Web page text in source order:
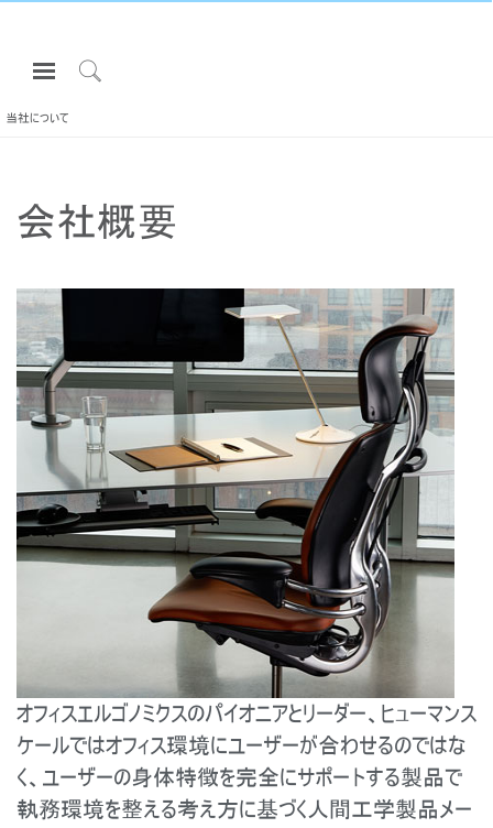
Open
サインインまたは登録
エルゴノミクス
当社について
お問い合わせ先
Partners
サポート
ショールームを探す
地域を変更
OpensOpensOpensOpens
Instagram
Opens
Humanscale
Blog
Opens
to
Pinterest
Opens
to
YouTube
当社について
会社概要
オフィスエルゴノミクスのパイオニアとリーダー、ヒューマンス
ケールではオフィス環境にユーザーが合わせるのではな
く、ユーザーの身体特徴を完全にサポートする製品で
執務環境を整える考え方に基づく人間工学製品メー